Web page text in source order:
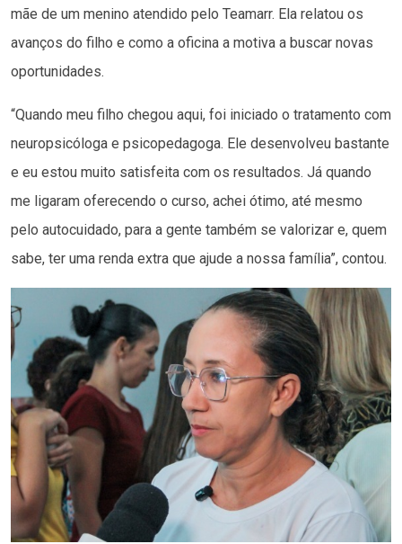
mãe de um menino atendido pelo Teamarr. Ela relatou os
avanços do filho e como a oficina a motiva a buscar novas
oportunidades.
“Quando meu filho chegou aqui, foi iniciado o tratamento com
neuropsicóloga e psicopedagoga. Ele desenvolveu bastante
e eu estou muito satisfeita com os resultados. Já quando
me ligaram oferecendo o curso, achei ótimo, até mesmo
pelo autocuidado, para a gente também se valorizar e, quem
sabe, ter uma renda extra que ajude a nossa família”, contou.